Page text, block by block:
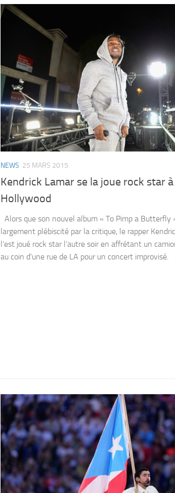
NEWS 25 MARS 2015
Kendrick Lamar se la joue rock star à
Hollywood
Alors que son nouvel album « To Pimp a Butterfly
largement plébiscité par la critique, le rapper
l’est joué rock star l’autre soir en affrétant un
au coin d’une rue de LA pour un concert improvisé.